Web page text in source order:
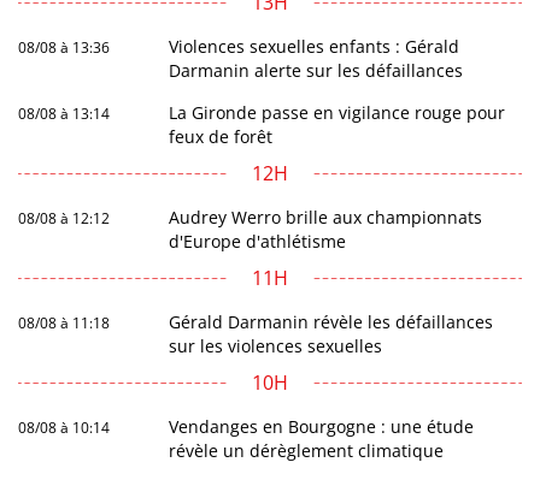
08/08 à 13:36
Violences sexuelles enfants : Gérald
Darmanin alerte sur les défaillances
08/08 à 13:14
La Gironde passe en vigilance rouge pour
feux de forêt
12H
08/08 à 12:12
Audrey Werro brille aux championnats
d'Europe d'athlétisme
11H
08/08 à 11:18
Gérald Darmanin révèle les défaillances
sur les violences sexuelles
10H
08/08 à 10:14
Vendanges en Bourgogne : une étude
révèle un dérèglement climatique